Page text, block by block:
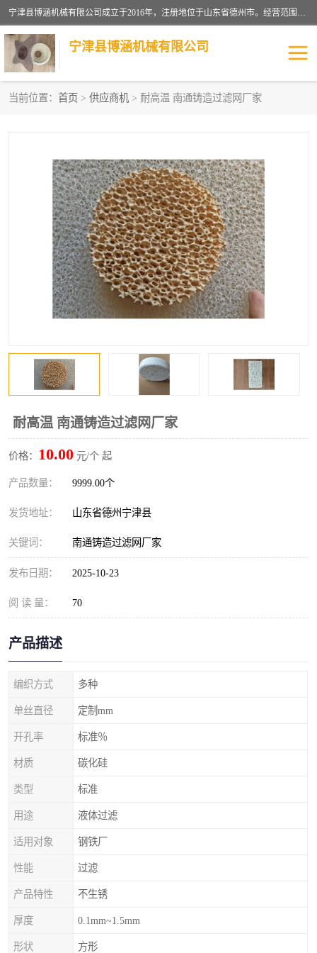
宁津县博涵机械有限公司成立于2016年，注册地位于山东省德州市。经营范围包括：机械设备研发、生产及销售，铸造用造型材料生产、销售，玻璃纤维及制品制造、销售，汽车零配件零售，机械零件、零部件加工，机械零件、零部件销售等；主要产品有：纤维过滤网,陶瓷过滤器,泡沫陶瓷过滤器,耐高温纤维过滤器,铸铁过滤器,铸铜过滤网,铸铝过滤网,铝轮毂过滤网,高效过滤网,高效陶瓷过滤网,高效纤维过滤网。
宁津县博涵机械有限公司
当前位置： 首页 > 供应商机 > 耐高温 南通铸造过滤网厂家
耐高温 南通铸造过滤网厂家
价格： 10.00 元/个 起
产品数量： 9999.00个
发货地址： 山东省德州宁津县
关键词： 南通铸造过滤网厂家
发布日期： 2025-10-23
阅 读 量： 70
产品描述
编织方式 多种
单丝直径 定制mm
开孔率 标准％
材质 碳化硅
类型 标准
用途 液体过滤
适用对象 钢铁厂
性能 过滤
产品特性 不生锈
厚度 0.1mm~1.5mm
形状 方形
纤维网 挡渣棉
挡渣网 避脏网